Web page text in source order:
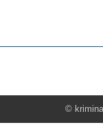
©